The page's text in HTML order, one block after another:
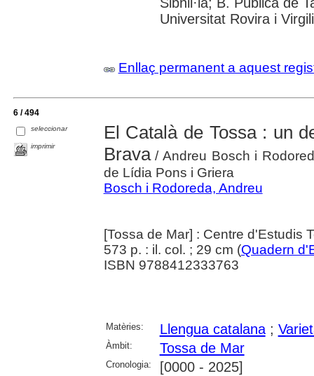
Universitat Rovira i Virgili
Enllaç permanent a aquest
6 / 494
seleccionar
imprimir
El Català de Tossa : un
Brava/ Andreu Bosch i
de Lídia Pons i Griera
Bosch i Rodoreda, Andreu
[Tossa de Mar] : Centre d'Estudis
573 p. : il. col. ; 29 cm (Quadern
ISBN 9788412333763
Matèries: Llengua catalana;
Àmbit: Tossa de Mar
Cronologia: [0000 - 2025]